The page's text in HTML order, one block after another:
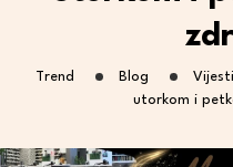
Trend Blog Vijesti
utorkom i